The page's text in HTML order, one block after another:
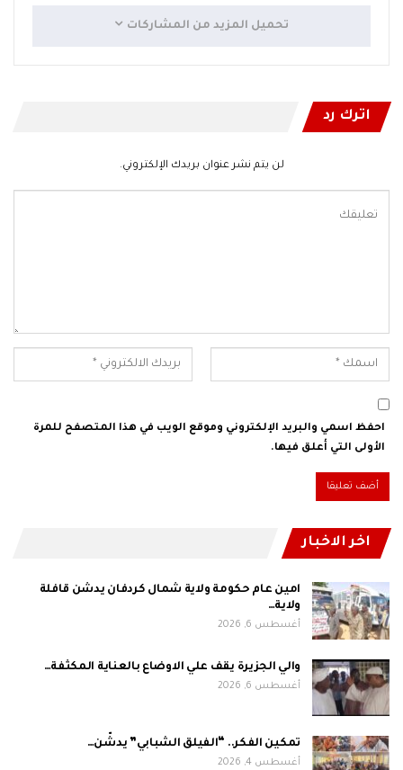
تحميل المزيد من المشاركات
اترك رد
لن يتم نشر عنوان بريدك الإلكتروني.
احفظ اسمي والبريد الإلكتروني وموقع الويب في هذا المتصفح للمرة
الأولى التي أعلق فيها.
اخر الاخبار
امين عام حكومة ولاية شمال كردفان يدشن قافلة
ولاية…
أغسطس 6, 2026
والي الجزيرة يقف علي الاوضاع بالعناية المكثفة…
أغسطس 6, 2026
تمكين الفكر.. “الفيلق الشبابي” يدشّن…
أغسطس 4, 2026